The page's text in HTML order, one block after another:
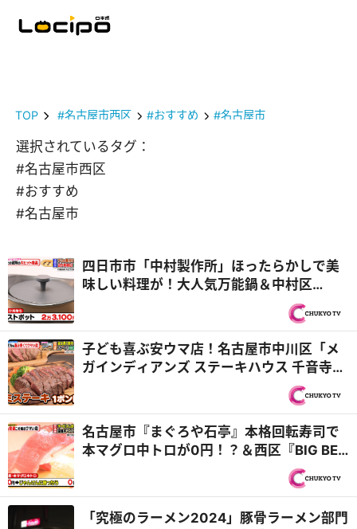
TOP #名古屋市西区 #おすすめ #名古屋市
選択されているタグ：
#名古屋市西区
#おすすめ
#名古屋市
四日市市「中村製作所」ほったらかしで美
味しい料理が！大人気万能鍋＆中村区
「MTG」スゴすぎシャワーヘッドの新展開
子ども喜ぶ安ウマ店！名古屋市中川区「メ
ガインディアンズ ステーキハウス 千音寺
店」総工費1億円超のキッズパーク『PS純
名古屋市『まぐろや石亭』本格回転寿司で
本マグロ中トロが0円！？＆西区『BIG BEN
DINER』自家製バンズの肉汁たっぷりバー
「究極のラーメン2024」豚骨ラーメン部門